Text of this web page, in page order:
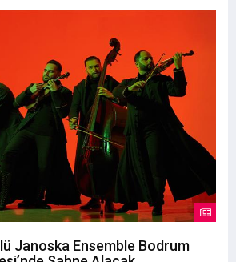
Janoska Ensemble Bodrum